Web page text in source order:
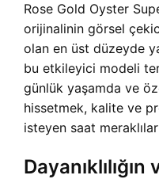
Rose Gold Oyster
orijinalinin görsel
olan en üst düzeyde
bu etkileyici modeli
günlük yaşamda ve
hissetmek, kalite ve
isteyen saat